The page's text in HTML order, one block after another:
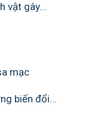
vật gây...
mạc
biến đổi...